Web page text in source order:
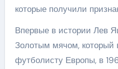
которые получили
Впервые в истории Лев
Золотым мячом, который
футболисту Европы, в